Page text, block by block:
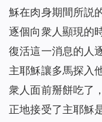
穌在肉身期間所説
逐個向衆人顯現的
復活這一消息的人
主耶穌讓多馬探入
衆人面前掰餅吃了
正地接受了主耶穌